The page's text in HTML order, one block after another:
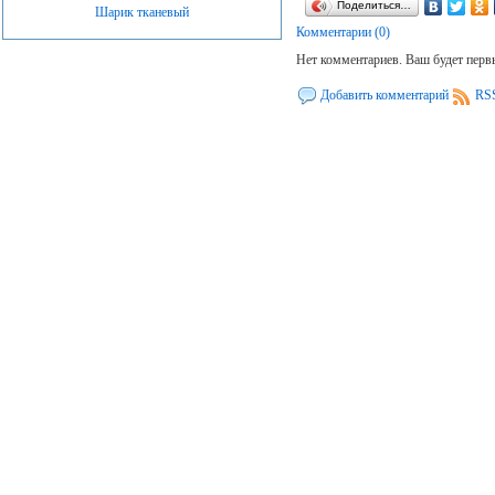
Шарик тканевый Поделиться…
Комментарии (0)
Нет комментариев. Ваш будет
Добавить комментарий